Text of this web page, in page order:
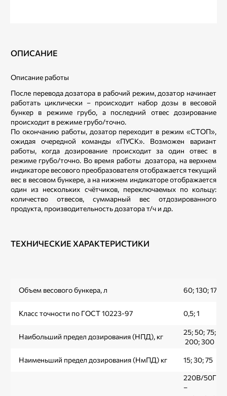
ОПИСАНИЕ
Описание работы
После перевода дозатора в рабочий режим, дозатор начинает
работать циклически – происходит набор дозы в весовой
бункер в режиме грубо, а последний отвес дозирование
происходит в режиме грубо/точно.
По окончанию работы, дозатор переходит в режим «СТОП»,
ожидая очередной команды «ПУСК». Возможен вариант
работы, когда дозирование происходит за один отвес в
режиме грубо/точно. Во время работы дозатора, на верхнем
индикаторе весового преобразователя отображается текущий
вес в весовом бункере, а на нижнем индикаторе отображается
один из нескольких счётчиков, переключаемых по кольцу:
количество отвесов, суммарный вес отдозированного
продукта, производительность дозатора т/ч и др.
ТЕХНИЧЕСКИЕ ХАРАКТЕРИСТИКИ
Объем весового бункера, л 60; 130; 170;
Класс точности по ГОСТ 10223-97 0,5; 1
Наибольший предел дозирования (НПД), кг
25; 50; 75;
200; 300
Наименьший предел дозирования (НмПД) кг 15; 30; 75
220В/50Гц/
–